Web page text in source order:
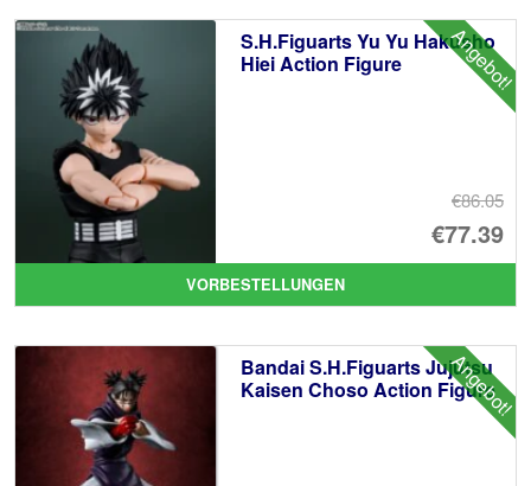
Angebot!
S.H.Figuarts Yu Yu Hakusho
Hiei Action Figure
€86.05
€77.39
VORBESTELLUNGEN
Angebot!
Bandai S.H.Figuarts Jujutsu
Kaisen Choso Action Figure